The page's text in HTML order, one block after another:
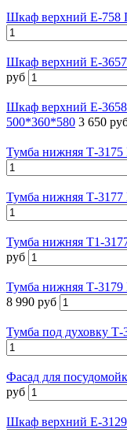
Шкаф верхний E-758
Шкаф верхний Е-
руб
Шкаф верхний Е-3658
500*360*580 3 650
Тумба нижняя Т-
Тумба нижняя Т-
Тумба нижняя Т1-
руб
Тумба нижняя Т-
8 990 руб
Тумба под духовку
Фасад для
руб
Шкаф верхний Е-